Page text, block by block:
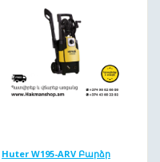
Huter W195-ARV Բարձր